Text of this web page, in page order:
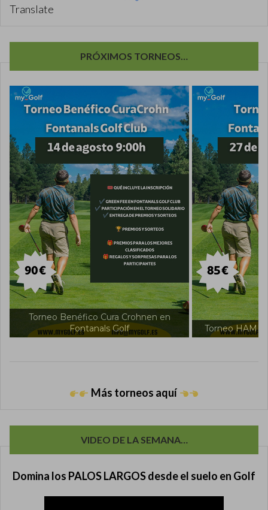
Translate
PRÓXIMOS TORNEOS…
Torneo HAMILTON en Fontanals Golf
Torneo
Más torneos aquí
VIDEO DE LA SEMANA…
Domina los PALOS LARGOS desde el suelo en Golf